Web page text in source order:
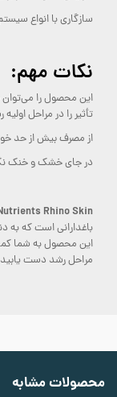
سازگاری با انواع
نکات مهم:
این محصول را می‌توان
تأثیر را در مراحل
از مصرف بیش از حد
در جای خشک و خنک
Rhino Skin
باغدارانی است که به
این محصول به شما
مراحل رشد دست
محصولات مشابه